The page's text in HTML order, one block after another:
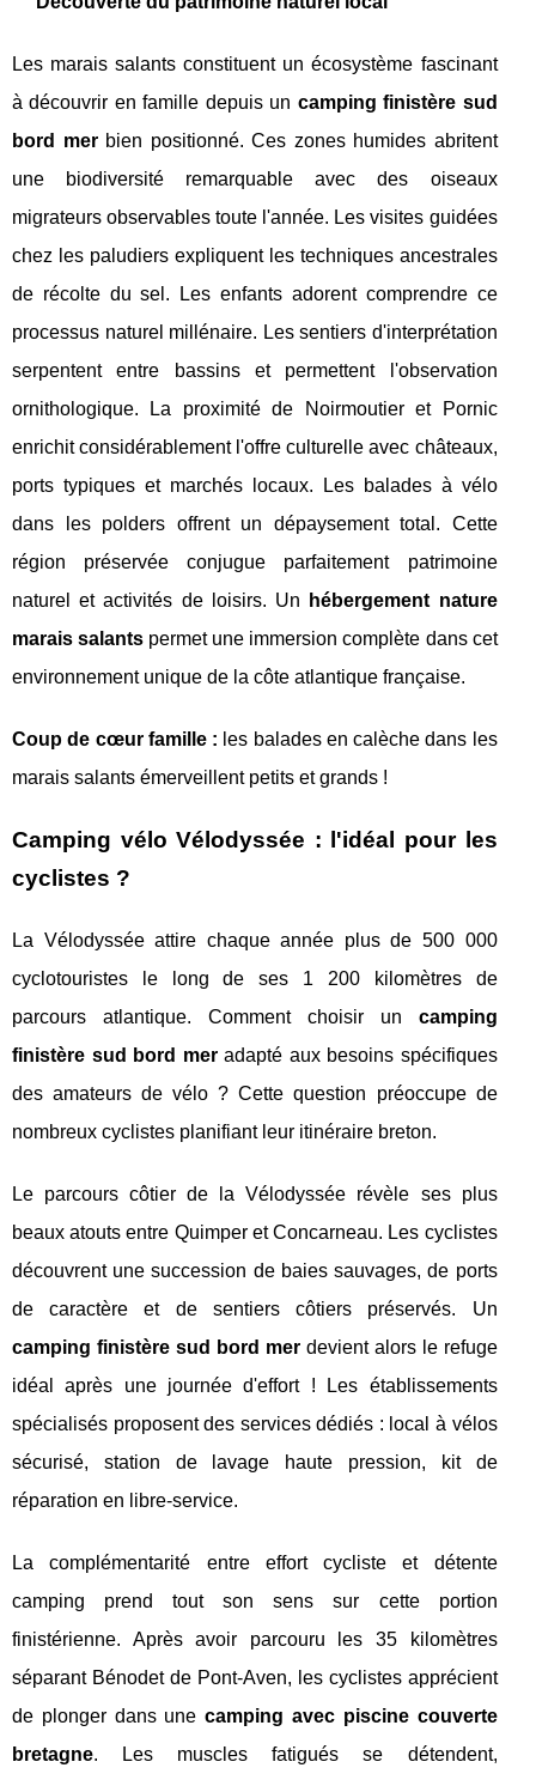
Les marais salants constituent un écosystème fascinant
à découvrir en famille depuis un camping finistère sud
bord merbien positionné. Ces zones humides abritent
une biodiversité remarquable avec des oiseaux
migrateurs observables toute l'année. Les visites guidées
chez les paludiers expliquent les techniques ancestrales
de récolte du sel. Les enfants adorent comprendre ce
processus naturel millénaire. Les sentiers d'interprétation
serpentent entre bassins et permettent l'observation
ornithologique. La proximité de Noirmoutier et Pornic
enrichit considérablement l'offre culturelle avec châteaux,
ports typiques et marchés locaux. Les balades à vélo
dans les polders offrent un dépaysement total. Cette
région préservée conjugue parfaitement patrimoine
naturel et activités de loisirs. Un
hébergement nature
marais salants permet une immersion complète dans cet
environnement unique de la côte atlantique française.
Coup de cœur famille : les balades en calèche dans les
marais salants émerveillent petits et grands !
Camping vélo Vélodyssée : l'idéal pour les
cyclistes ?
La Vélodyssée attire chaque année plus de 500 000
cyclotouristes le long de ses 1 200 kilomètres de
parcours atlantique. Comment choisir un camping
finistère sud bord meradapté aux besoins spécifiques
des amateurs de vélo ? Cette question préoccupe de
nombreux cyclistes planifiant leur itinéraire breton.
Le parcours côtier de la Vélodyssée révèle ses plus
beaux atouts entre Quimper et Concarneau. Les cyclistes
découvrent une succession de baies sauvages, de ports
de caractère et de sentiers côtiers préservés. Un
camping finistère sud bord merdevient alors le refuge
idéal après une journée d'effort ! Les établissements
spécialisés proposent des services dédiés : local à vélos
sécurisé, station de lavage haute pression, kit de
réparation en libre-service.
La complémentarité entre effort cycliste et détente
camping prend tout son sens sur cette portion
finistérienne. Après avoir parcouru les 35 kilomètres
séparant Bénodet de Pont-Aven, les cyclistes apprécient
de plonger dans unecamping avec piscine couverte
bretagne. Les muscles fatigués se détendent,